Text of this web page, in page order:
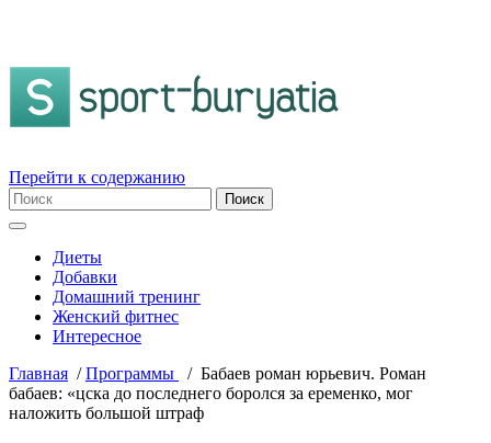
Перейти к содержанию
Диеты
Добавки
Домашний тренинг
Женский фитнес
Интересное
Главная /Пpогpаммы / Бабаев роман юрьевич. Роман
бабаев: «цска до последнего боролся за еременко, мог
наложить большой штраф